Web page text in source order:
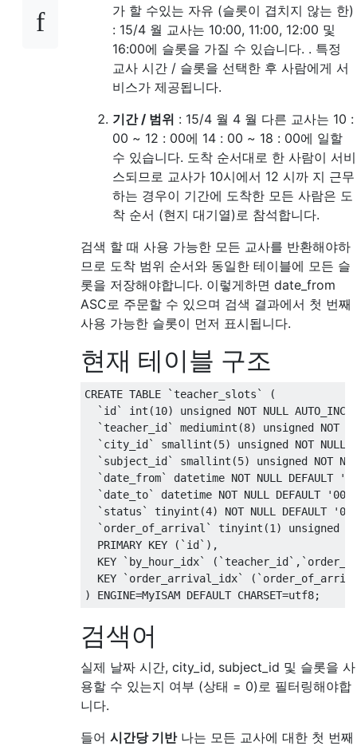
가 할 수있는 자유 (슬롯이 겹치지 않는 한)
: 15/4 월 교사는 10:00, 11:00, 12:00 및
16:00에 슬롯을 가질 수 있습니다. . 특정
교사 시간 / 슬롯을 선택한 후 사람에게 서
비스가 제공됩니다.
기간 / 범위 : 15/4 월 4 월 다른 교사는 10 :
00 ~ 12 : 00에 14 : 00 ~ 18 : 00에 일할
수 있습니다. 도착 순서대로 한 사람이 서비
스되므로 교사가 10시에서 12 시까 지 근무
하는 경우이 기간에 도착한 모든 사람은 도
착 순서 (현지 대기열)로 참석합니다.
검색 할 때 사용 가능한 모든 교사를 반환해야하
므로 도착 범위 순서와 동일한 테이블에 모든 슬
롯을 저장해야합니다. 이렇게하면 date_from
ASC로 주문할 수 있으며 검색 결과에서 첫 번째
사용 가능한 슬롯이 먼저 표시됩니다.
현재 테이블 구조
CREATE TABLE `teacher_slots `
(
` id ` int (10) unsigned NOT NULL
`teacher_id ` mediumint (8) unsigned NOT
` city_id ` smallint (5) unsigned NOT NULL
` subject_id ` smallint (5) unsigned NOT
` date_from` datetime NOT NULL DEFAULT
` date_to` datetime NOT NULL DEFAULT
` status ` tinyint (4) NOT NULL DEFAULT '0'
` order_of_arrival ` tinyint (1 ) unsigned
PRIMARY KEY (` id `),
KEY
` by_hour_idx` (`teacher_id `,`
KEY
` order_arrival_idx` (`
)
ENGINE=MyISAM DEFAULT CHARSET=utf8;
검색어
실제 날짜 시간, city_id, subject_id 및 슬롯을 사
용할 수 있는지 여부 (상태 = 0)로 필터링해야합
니다.
들어 시간당 기반나는 모든 교사에 대한 첫 번째